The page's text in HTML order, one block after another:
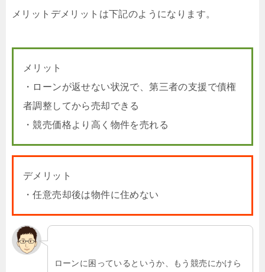
メリットデメリットは下記のようになります。
メリット
・ローンが返せない状況で、第三者の支援で債権
者調整してから売却できる
・競売価格より高く物件を売れる
デメリット
・任意売却後は物件に住めない
ローンに困っているというか、もう競売にかけら